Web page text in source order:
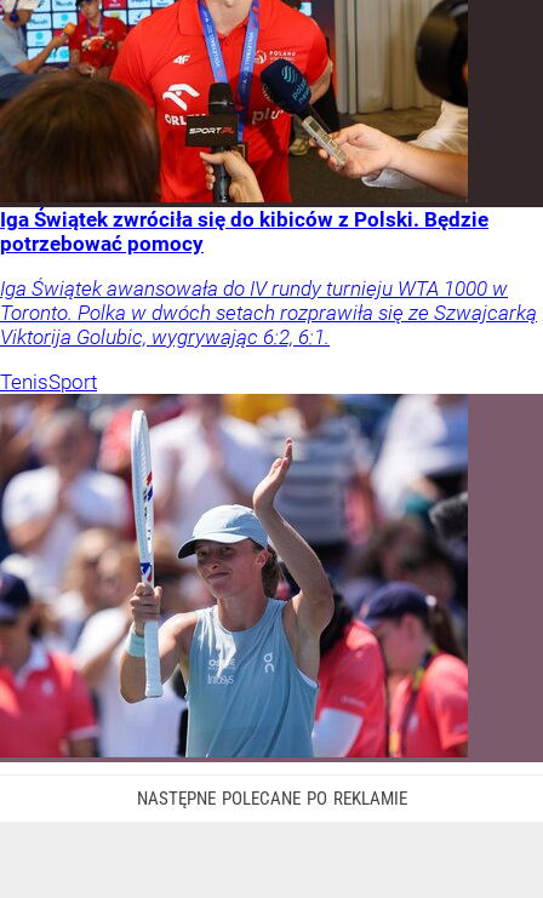
Iga Świątek zwróciła się do kibiców z Polski. Będzie
potrzebować pomocy
Iga Świątek awansowała do IV rundy turnieju WTA 1000 w
Toronto. Polka w dwóch setach rozprawiła się ze Szwajcarką
Viktorija Golubic, wygrywając 6:2, 6:1.
TenisSport